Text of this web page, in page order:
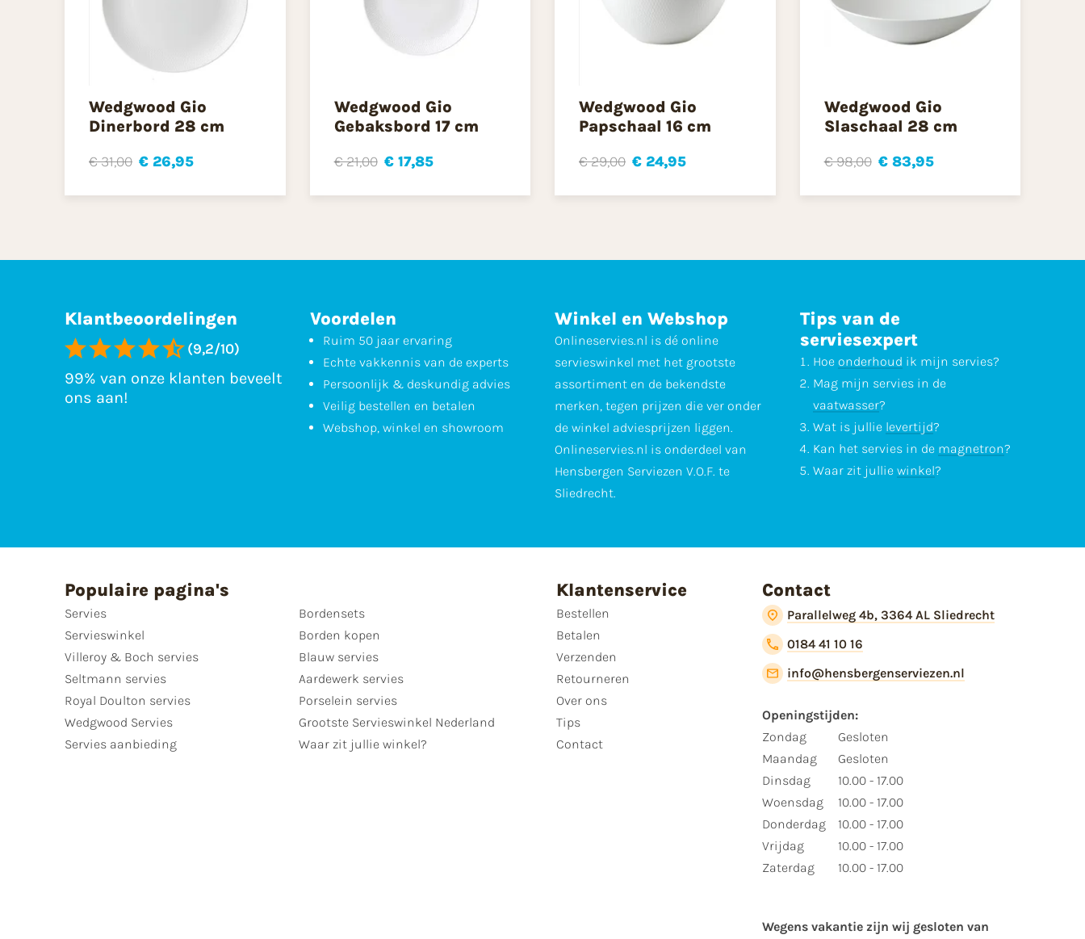
Wedgwood Gio
Dinerbord 28 cm
€ 31,00 € 26,95
Wedgwood Gio
Gebaksbord 17 cm
€ 21,00 € 17,85
Wedgwood Gio
Papschaal 16 cm
€ 29,00 € 24,95
Wedgwood Gio
Slaschaal 28 cm
€ 98,00 € 83,95
Klantbeoordelingen
(9,2/10)
99% van onze klanten beveelt
ons aan!
Voordelen
Ruim 50 jaar ervaring
Echte vakkennis van de experts
Persoonlijk & deskundig advies
Veilig bestellen en betalen
Webshop, winkel en showroom
Winkel en Webshop
Onlineservies.nl is dé online
servieswinkel met het grootste
assortiment en de bekendste
merken, tegen prijzen die ver onder
de winkel adviesprijzen liggen.
Onlineservies.nl is onderdeel van
Hensbergen Serviezen V.O.F. te
Sliedrecht.
Tips van de
serviesexpert
Hoe onderhoud ik mijn servies?
Mag mijn servies in de
vaatwasser?
Wat is jullie levertijd?
Kan het servies in de magnetron?
Waar zit jullie winkel?
Populaire pagina's
Servies
Servieswinkel
Villeroy & Boch servies
Seltmann servies
Royal Doulton servies
Wedgwood Servies
Servies aanbieding
Bordensets
Borden kopen
Blauw servies
Aardewerk servies
Porselein servies
Grootste Servieswinkel Nederland
Waar zit jullie winkel?
Klantenservice
Bestellen
Betalen
Verzenden
Retourneren
Over ons
Tips
Contact
Contact
Parallelweg 4b, 3364 AL Sliedrecht
0184 41 10 16
info@hensbergenserviezen.nl
Openingstijden:
Zondag
Maandag
Dinsdag
Woensdag
Donderdag
Vrijdag
Zaterdag
Gesloten
Gesloten
10.00 - 17.00
10.00 - 17.00
10.00 - 17.00
10.00 - 17.00
10.00 - 17.00
Wegens vakantie zijn wij gesloten van ​